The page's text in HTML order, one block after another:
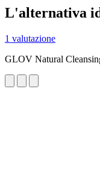
L'alternativa
1 valutazione
GLOV Natural